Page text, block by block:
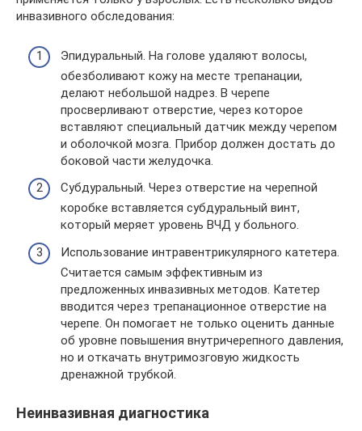
инвазивного обследования:
Эпидуральный. На голове удаляют волосы,
обезболивают кожу на месте трепанации,
делают небольшой надрез. В черепе
просверливают отверстие, через которое
вставляют специальный датчик между черепом
и оболочкой мозга. Прибор должен достать до
боковой части желудочка.
Субдуральный. Через отверстие на черепной
коробке вставляется субдуральный винт,
который меряет уровень ВЧД у больного.
Использование интравентрикулярного катетера.
Считается самым эффективным из
предложенных инвазивных методов. Катетер
вводится через трепанационное отверстие на
черепе. Он помогает не только оценить данные
об уровне повышения внутричерепного давления,
но и откачать внутримозговую жидкость
дренажной трубкой.
Неинвазивная диагностика